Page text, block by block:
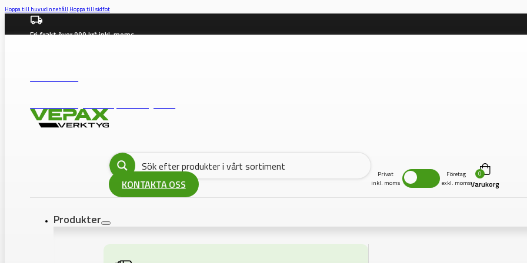
Hoppa till huvudinnehåll Hoppa till sidfot
Fri frakt över 999 kr* inkl. moms
KONTAKTA OSS
Privat
inkl. moms
Företag
exkl. moms
0
Varukorg
Produkter